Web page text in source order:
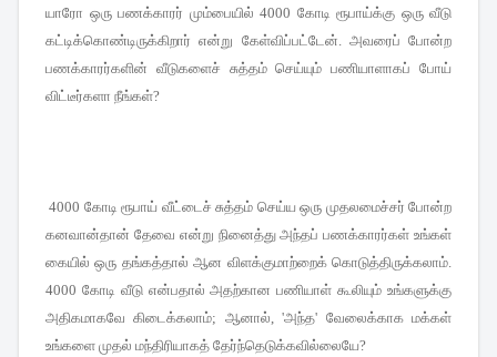
யாரோ ஒரு பணக்காரர் மும்பையில் 4000 கோடி ரூபாய்க்கு ஒரு வீடு
கட்டிக்கொண்டிருக்கிறார் என்று கேள்விப்பட்டேன்
அவரைப் போன்ற
பணக்காரர்களின் வீடுகளைச் சுத்தம் செய்யும் பணியாளாகப் போய்
விட்டீர்களா நீங்கள்?
4000 கோடி ரூபாய் வீட்டைச் சுத்தம் செய்ய ஒரு முதலமைச்சர் போன்ற
கனவான்தான் தேவை என்று நினைத்து அந்தப் பணக்காரர்கள் உங்கள்
கையில் ஒரு தங்கத்தால் ஆன விளக்குமாற்றைக் கொடுத்திருக்கலாம்
4000 கோடி வீடு என்பதால் அதற்கான பணியாள் கூலியும் உங்களுக்கு
அதிகமாகவே கிடைக்கலாம்; ஆனால் , 'அந்த' வேலைக்காக மக்கள்
உங்களை முதல் மந்திரியாகத் தேர்ந்தெடுக்கவில்லையே?